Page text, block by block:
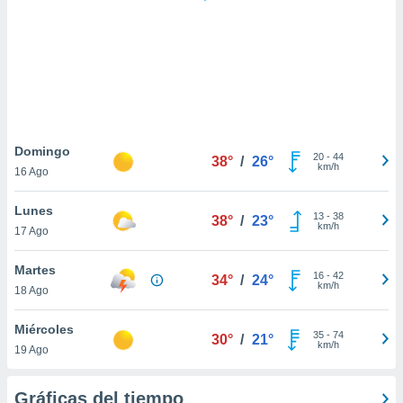
similares
como
sitio
de
traten tus
en
interés
su
Domingo
16 Ago
38° / 26° 20- 44
km/h
Lunes
17 Ago
38° / 23° 13- 38
km/h
Martes
18 Ago
34° / 24° 16- 42
km/h
Miércoles
19 Ago
30° / 21° 35- 74
km/h
Gráficas del tiempo